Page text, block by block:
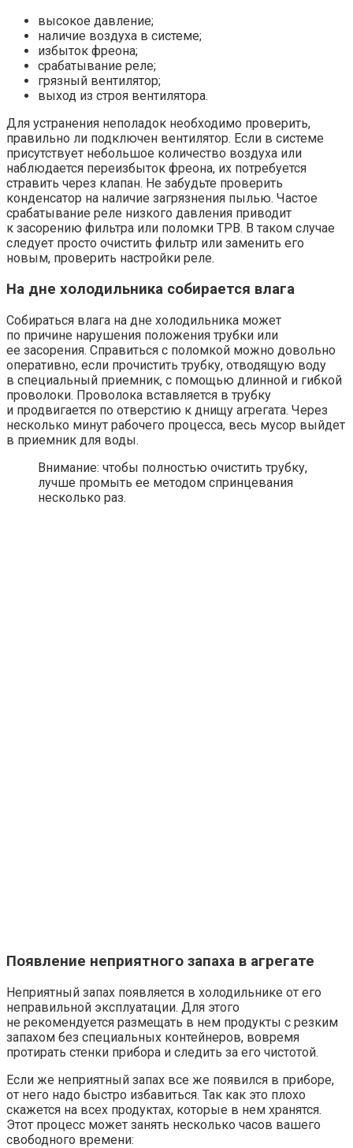
высокое давление;
наличие воздуха в системе;
избыток фреона;
срабатывание реле;
грязный вентилятор;
выход из строя вентилятора.
Для устранения неполадок необходимо проверить,
правильно ли подключен вентилятор. Если в системе
присутствует небольшое количество воздуха или
наблюдается переизбыток фреона, их потребуется
стравить через клапан. Не забудьте проверить
конденсатор на наличие загрязнения пылью. Частое
срабатывание реле низкого давления приводит
к засорению фильтра или поломки ТРВ. В таком случае
следует просто очистить фильтр или заменить его
новым, проверить настройки реле.
На дне холодильника собирается влага
Собираться влага на дне холодильника может
по причине нарушения положения трубки или
ее засорения. Справиться с поломкой можно довольно
оперативно, если прочистить трубку, отводящую воду
в специальный приемник, с помощью длинной и гибкой
проволоки. Проволока вставляется в трубку
и продвигается по отверстию к днищу агрегата. Через
несколько минут рабочего процесса, весь мусор выйдет
в приемник для воды.
Внимание: чтобы полностью очистить трубку,
лучше промыть ее методом спринцевания
несколько раз.
Появление неприятного запаха в агрегате
Неприятный запах появляется в холодильнике от его
неправильной эксплуатации. Для этого
не рекомендуется размещать в нем продукты с резким
запахом без специальных контейнеров, вовремя
протирать стенки прибора и следить за его чистотой.
Если же неприятный запах все же появился в приборе,
от него надо быстро избавиться. Так как это плохо
скажется на всех продуктах, которые в нем хранятся.
Этот процесс может занять несколько часов вашего
свободного времени: